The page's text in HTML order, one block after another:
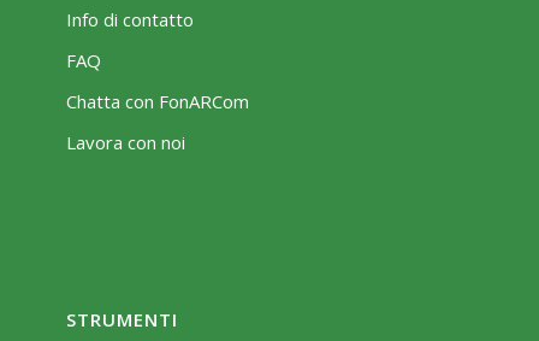
Info di contatto
FAQ
Chatta con FonARCom
Lavora con noi
STRUMENTI